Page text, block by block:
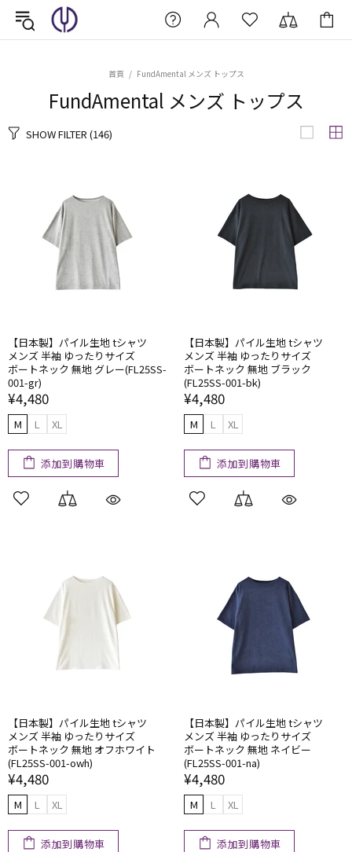
首頁 FundAmental メンズ トップス
FundAmental メンズ トップス
SHOW FILTER (146)
【日本製】​パイル生地 tシャツ
メンズ 半袖 ゆったりサイズ
ボートネック 無地 グレー(FL25SS-
001-gr)
¥4,480
M L XL
添加到購物車
【日本製】​パイル生地 tシャツ
メンズ 半袖 ゆったりサイズ
ボートネック 無地 ブラック
(FL25SS-001-bk)
¥4,480
M L XL
添加到購物車
【日本製】​パイル生地 tシャツ
メンズ 半袖 ゆったりサイズ
ボートネック 無地 オフホワイト
(FL25SS-001-owh)
¥4,480
M L XL
添加到購物車
【日本製】​パイル生地 tシャツ
メンズ 半袖 ゆったりサイズ
ボートネック 無地 ネイビー
(FL25SS-001-na)
¥4,480
M L XL
添加到購物車